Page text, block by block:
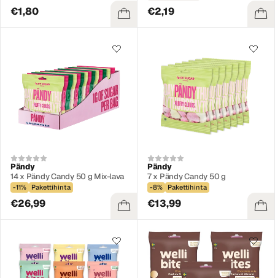
€1,80 €2,19
Pändy
14 x Pändy Candy 50 g Mix-lava
-11% Pakettihinta
€26,99
Pändy
7 x Pändy Candy 50 g
-8% Pakettihinta
€13,99